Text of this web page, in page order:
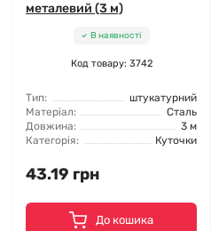
металевий (3 м)
В наявності
Код товару: 3742
Тип:
штукатурний
Матеріал:
Сталь
Довжина:
3 м
Категорія:
Куточки
43.19 грн
До кошика